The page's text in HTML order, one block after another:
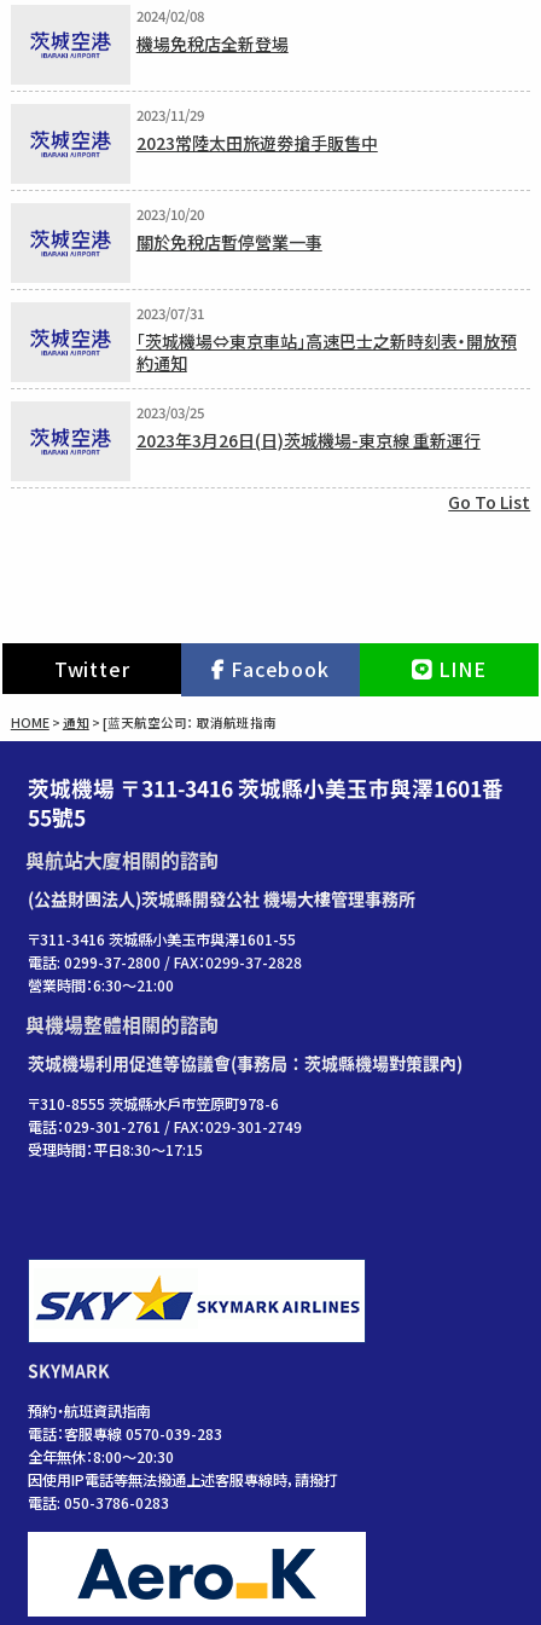
2024/02/08
機場免稅店全新登場
2023/11/29
2023常陸太田旅遊劵搶手販售中
2023/10/20
關於免稅店暫停營業一事
2023/07/31
「茨城機場⇔東京車站」高速巴士之新時刻表・開放預
約通知
2023/03/25
2023年3月26日(日)茨城機場-東京線 重新運行
Go To List
Twitter Facebook LINE
HOME> 通知> [蓝天航空公司： 取消航班指南
茨城機場 〒311-3416 茨城縣小美玉市與澤1601番
55號5
與航站大廈相關的諮詢
(公益財團法人)茨城縣開發公社 機場大樓管理事務所
〒311-3416 茨城縣小美玉市與澤1601-55
電話: 0299-37-2800 / FAX：0299-37-2828
營業時間：6:30〜21:00
與機場整體相關的諮詢
茨城機場利用促進等協議會(事務局：茨城縣機場對策課內)
〒310-8555 茨城縣水戶市笠原町978-6
電話：029-301-2761 / FAX：029-301-2749
受理時間：平日8:30～17:15
SKYMARK
預約・航班資訊指南
電話：客服專線 0570-039-283
全年無休：8:00～20:30
因使用IP電話等無法撥通上述客服專線時，請撥打
電話: 050-3786-0283